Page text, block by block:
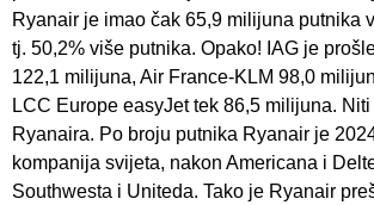
Ryanair je imao čak 65,9 milijuna putnika
tj. 50,2% više putnika. Opako! IAG je
122,1 milijuna, Air France-KLM 98,0
LCC Europe easyJet tek 86,5 milijuna.
Ryanaira. Po broju putnika Ryanair je
kompanija svijeta, nakon Americana i
Southwesta i Uniteda. Tako je Ryanair